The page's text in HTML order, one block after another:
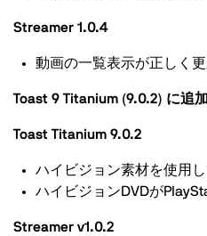
Streamer 1.0.4
動画の一覧表示が正しく
Toast 9 Titanium (9.0.2) に追
Toast Titanium 9.0.2
ハイビジョン素材を使用
ハイビジョンDVDが
Streamer v1.0.2